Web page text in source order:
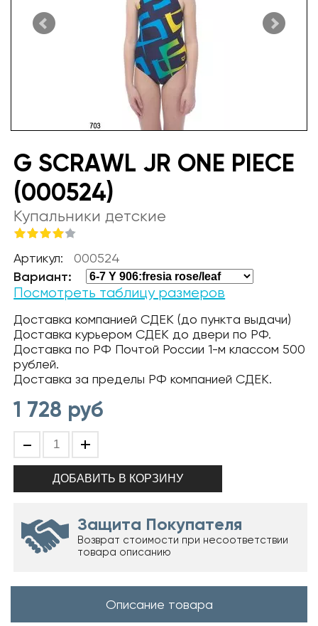
G SCRAWL JR ONE PIECE
(000524)
Купальники детские
Артикул: 000524
Вариант:
Посмотреть таблицу размеров
Доставка компанией СДЕК (до пункта выдачи)
Доставка курьером СДЕК до двери по РФ.
Доставка по РФ Почтой России 1-м классом 500
рублей.
Доставка за пределы РФ компанией СДЕК.
1 728 руб
- +
Защита Покупателя
Возврат стоимости при несоответствии
товара описанию
Описание товара